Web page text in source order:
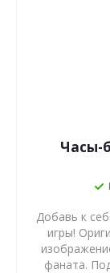
Часы-
Добавь к
игры!
фаната.